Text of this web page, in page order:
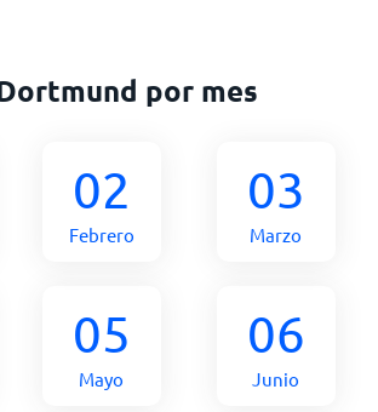
por mes
02
Febrero
03
Marzo
05
Mayo
06
Junio